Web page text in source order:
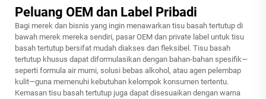
Peluang OEM dan Label Pribadi
Bagi merek dan bisnis yang ingin menawarkan tisu basah tertutup di
bawah merek mereka sendiri, pasar OEM dan private label untuk tisu
basah tertutup bersifat mudah diakses dan fleksibel. Tisu basah
tertutup khusus dapat diformulasikan dengan bahan-bahan spesifik—
seperti formula air murni, solusi bebas alkohol, atau agen pelembap
kulit—guna memenuhi kebutuhan kelompok konsumen tertentu.
Kemasan tisu basah tertutup juga dapat disesuaikan dengan warna